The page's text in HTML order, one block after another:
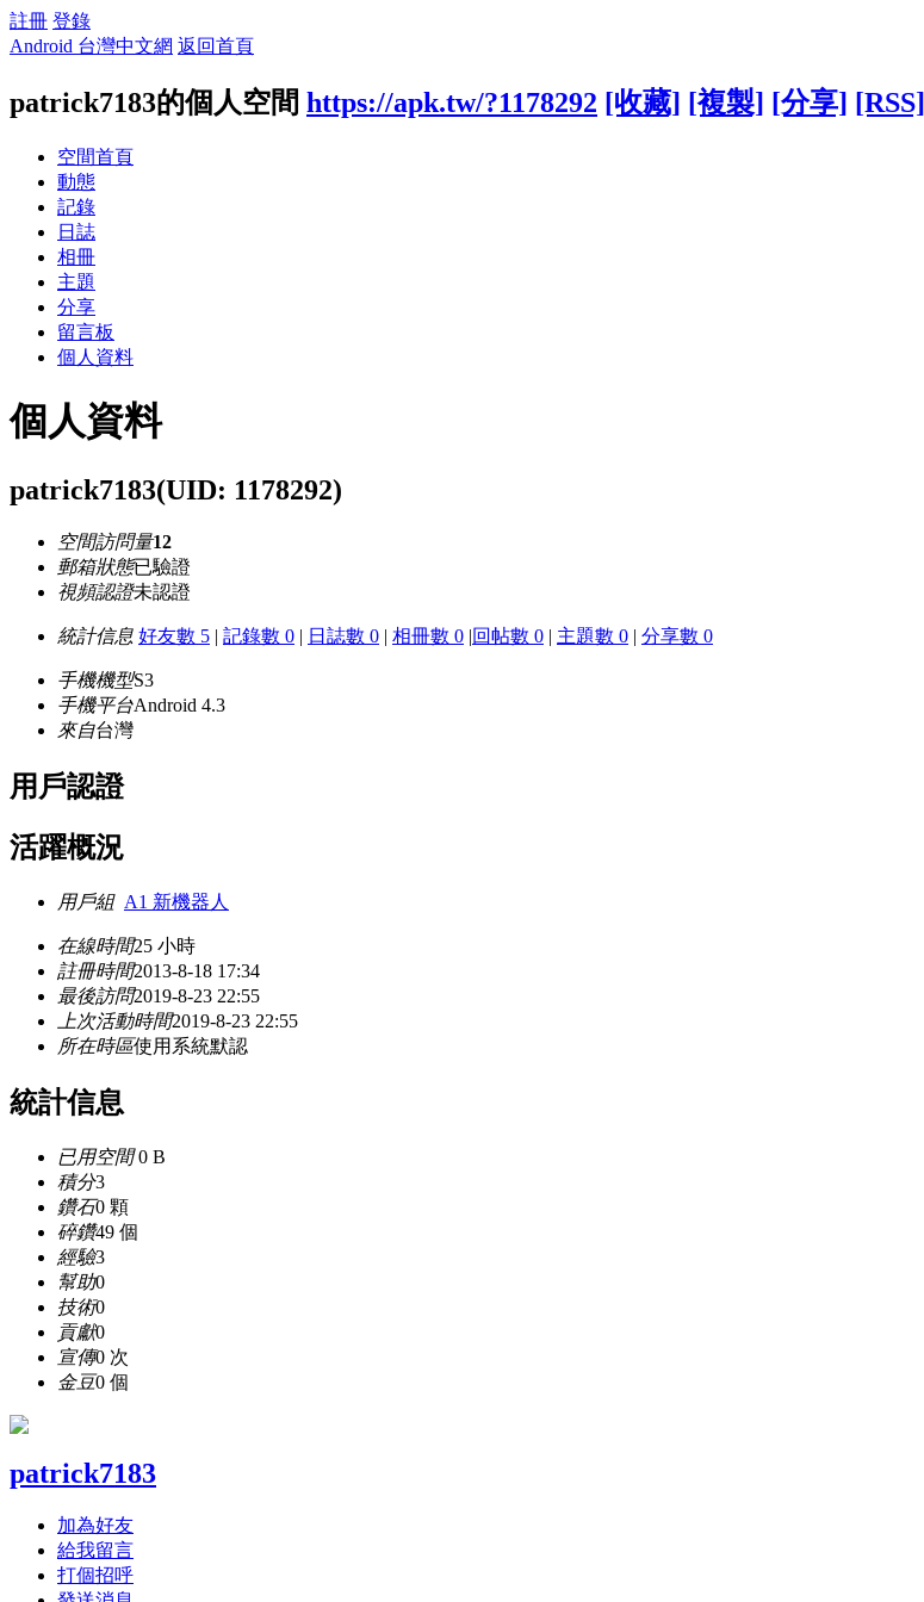
註冊 登錄
Android 台灣中文網 返回首頁
patrick7183的個人空間 https://apk.tw/?1178292 [收藏] [複製] [分享] [RSS]
空間首頁
動態
記錄
日誌
相冊
主題
分享
留言板
個人資料
個人資料
patrick7183(UID: 1178292)
空間訪問量12
郵箱狀態已驗證
視頻認證未認證
統計信息 好友數 5 | 記錄數 0 | 日誌數 0 | 相冊數 0 |回帖數 0 | 主題數 0 | 分享數 0
手機機型S3
手機平台Android 4.3
來自台灣
用戶認證
活躍概況
用戶組 A1 新機器人
在線時間25 小時
註冊時間2013-8-18 17:34
最後訪問2019-8-23 22:55
上次活動時間2019-8-23 22:55
所在時區使用系統默認
統計信息
已用空間0 B
積分3
鑽石0 顆
碎鑽49 個
經驗3
幫助0
技術0
貢獻0
宣傳0 次
金豆0 個
patrick7183
加為好友
給我留言
打個招呼